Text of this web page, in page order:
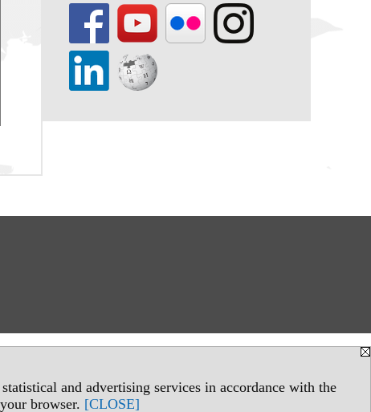
and advertising services in accordance with the
browser. [CLOSE]